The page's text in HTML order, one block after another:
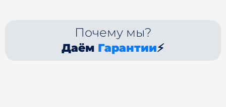
Почему мы?
Даём Гарантии⚡